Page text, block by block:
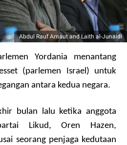
Abdul Rauf Arnaut and Laith al-Junaidi
Yordania menantang
(parlemen Israel) untuk
antara kedua negara.
bulan lalu ketika anggota
Likud, Oren Hazen,
seorang penjaga kedutaan